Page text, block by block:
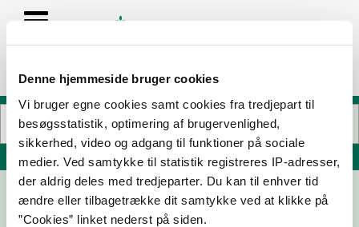
Denne hjemmeside bruger cookies
Vi bruger egne cookies samt cookies fra tredjepart til
besøgsstatistik, optimering af brugervenlighed,
sikkerhed, video og adgang til funktioner på sociale
medier. Ved samtykke til statistik registreres IP-adresser,
der aldrig deles med tredjeparter. Du kan til enhver tid
ændre eller tilbagetrække dit samtykke ved at klikke på
”Cookies” linket nederst på siden.
Søg på adresse, postnummer, by, firmanavn